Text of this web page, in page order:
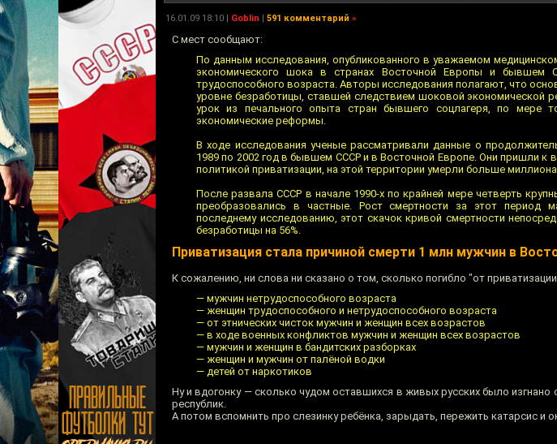
16.01.09 18:10 | Goblin | 591 комментарий »
С мест сообщают:
По данным исследования, опубликованного в уважаемом
экономического шока в странах Восточной Европы и бывшем
трудоспособного возраста. Авторы исследования полагают, что
уровне безработицы, ставшей следствием шоковой экономической
урок из печального опыта стран бывшего соцлагеря, по мере
экономические реформы.
В ходе исследования ученые рассматривали данные о
1989 по 2002 год в бывшем СССР и в Восточной Европе. Они пришли к
политикой приватизации, на этой территории умерли больше
После развала СССР в начале 1990-х по крайней мере четверть
преобразовались в частные. Рост смертности за этот период
последнему исследованию, этот скачок кривой смертности
безработицы на 56%.
Приватизация стала причиной смерти 1 млн мужчин в
К сожалению, ни слова ни сказано о том, сколько погибло "от
— мужчин нетрудоспособного возраста
— женщин трудоспособного и нетрудоспособного возраста
— от этнических чисток мужчин и женщин всех возрастов
— в ходе военных конфликтов мужчин и женщин всех возрастов
— мужчин и женщин в бандитских разборках
— женщин и мужчин от палёной водки
— детей от наркотиков
Ну и вдогонку — сколько чудом оставшихся в живых русских было
республик.
А потом вспомнить про слезинку ребёнка, зарыдать, пережить катарсис и